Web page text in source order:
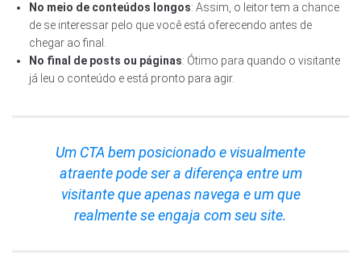
No meio de conteúdos longos: Assim, o leitor tem a chance
de se interessar pelo que você está oferecendo antes de
chegar ao final.
No final de posts ou páginas: Ótimo para quando o visitante
já leu o conteúdo e está pronto para agir.
Um CTA bem posicionado e visualmente
atraente pode ser a diferença entre um
visitante que apenas navega e um que
realmente se engaja com seu site.